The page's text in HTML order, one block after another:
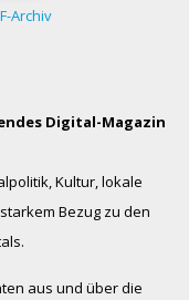
Archiv
Digital-Magazin
Kultur, lokale
Bezug zu den
aus und über die